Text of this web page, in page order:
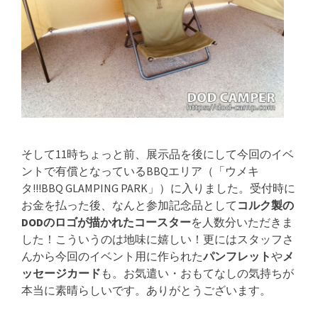
そして11時ちょっと前、展示品を後にして今回のイベ
ントで有償となっているBBQエリア（「ウメキ
タ!!!BBQ GLAMPING PARK」）に入りました。受付時に
お金を払った後、なんと参加記念品として コルク製の
DODのロゴが描かれたコースターを人数分いただきま
した！こういうのは地味に嬉しい！更にはスタッフさ
んから今回のイベント用に作られたパンフレットやメ
ッセージカード も。お気遣い・おもてなしの気持ちが
本当に素晴らしいです。ありがとうございます。